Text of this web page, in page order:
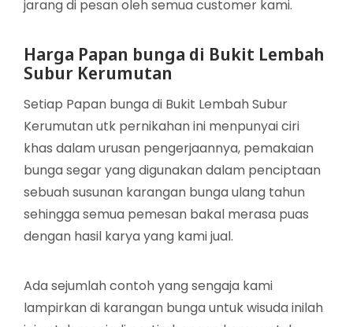
jarang di pesan oleh semua customer kami.
Harga Papan bunga di Bukit Lembah
Subur Kerumutan
Setiap Papan bunga di Bukit Lembah Subur
Kerumutan utk pernikahan ini menpunyai ciri
khas dalam urusan pengerjaannya, pemakaian
bunga segar yang digunakan dalam penciptaan
sebuah susunan karangan bunga ulang tahun
sehingga semua pemesan bakal merasa puas
dengan hasil karya yang kami jual.
Ada sejumlah contoh yang sengaja kami
lampirkan di karangan bunga untuk wisuda inilah